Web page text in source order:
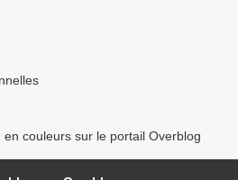
couleurs sur le portail Overblog